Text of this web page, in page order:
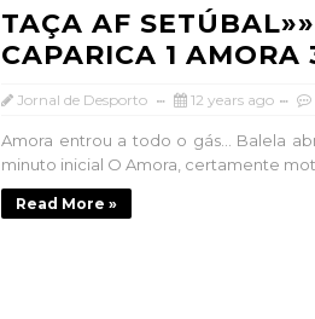
TAÇA AF
CAPARICA 1 AMORA
Jornal de Desporto 12 years ago
Amora entrou a todo o gás… Balela
minuto inicial O Amora, certamente
Read More »